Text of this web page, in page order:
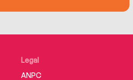
Legal
ANPC